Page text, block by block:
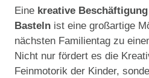
Eine kreative
Basteln ist eine großartige
nächsten Familientag zu
Nicht nur fördert es die
Feinmotorik der Kinder,